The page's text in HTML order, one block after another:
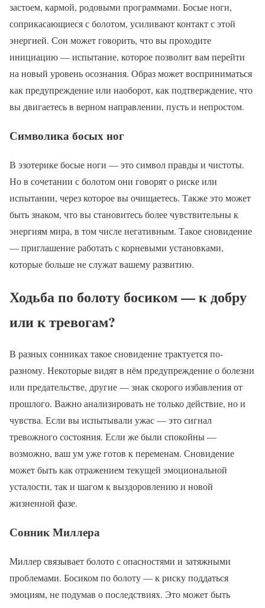
застоем, кармой, родовыми программами. Босые ноги,
соприкасающиеся с болотом, усиливают контакт с этой
энергией. Сон может говорить, что вы проходите
инициацию — испытание, которое позволит вам перейти
на новый уровень осознания. Образ может восприниматься
как предупреждение или наоборот, как подтверждение, что
вы двигаетесь в верном направлении, пусть и непростом.
Символика босых ног
В эзотерике босые ноги — это символ правды и чистоты.
Но в сочетании с болотом они говорят о риске или
испытании, через которое вы очищаетесь. Также это может
быть знаком, что вы становитесь более чувствительны к
энергиям мира, в том числе негативным. Такое сновидение
— приглашение работать с корневыми установками,
которые больше не служат вашему развитию.
Ходьба по болоту босиком — к добру
или к тревогам?
В разных сонниках такое сновидение трактуется по-
разному. Некоторые видят в нём предупреждение о болезни
или предательстве, другие — знак скорого избавления от
прошлого. Важно анализировать не только действие, но и
чувства. Если вы испытывали ужас — это сигнал
тревожного состояния. Если же были спокойны —
возможно, ваш ум уже готов к переменам. Сновидение
может быть как отражением текущей эмоциональной
усталости, так и шагом к выздоровлению и новой
жизненной фазе.
Сонник Миллера
Миллер связывает болото с опасностями и затяжными
проблемами. Босиком по болоту — к риску поддаться
эмоциям, не подумав о последствиях. Это может быть